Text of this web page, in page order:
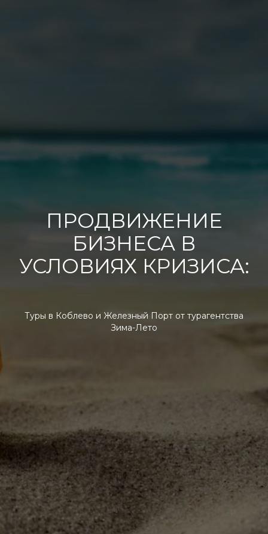
ПРОДВИЖЕНИЕ
БИЗНЕСА В
УСЛОВИЯХ КРИЗИСА:
Туры в Коблево и Железный Порт от турагентства
Зима-Лето